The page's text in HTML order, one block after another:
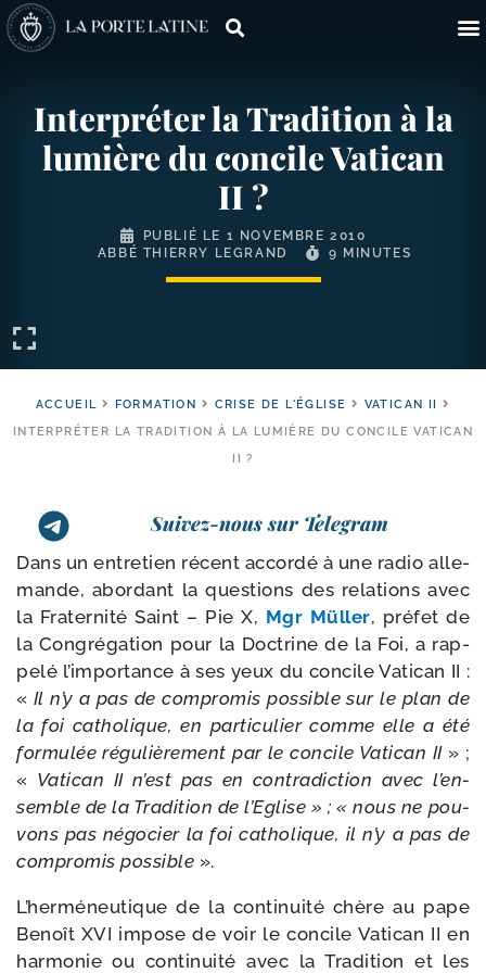
Interpréter la Tradition à la
lumière du concile Vatican
II ?
PUBLIÉ LE 1 NOVEMBRE 2010
ABBÉ THIERRY LEGRAND
9 MINUTES
ACCUEIL FORMATION CRISE DE L'ÉGLISE
VATICAN II
INTERPRÉTER LA TRADITION À LA LUMIÈRE DU CONCILE VATICAN
II ?
Suivez-nous sur Telegram
Dans un entre­tien récent accor­dé à une radio alle­
mande, abor­dant la ques­tions des rela­tions avec
la Fraternité Saint – Pie X, Mgr Müller, pré­fet de
la Congrégation pour la Doctrine de la Foi, a rap­
pe­lé l’im­por­tance à ses yeux du concile Vatican II :
« Il n’y a pas de com­pro­mis pos­sible sur le plan de
la foi catho­lique, en par­ti­cu­lier comme elle a été
for­mu­lée régu­liè­re­ment par le concile Vatican II » ;
« Vatican II n’est pas en contra­dic­tion avec l’en­
semble de la Tradition de l’Eglise » ; « nous ne pou­
vons pas négo­cier la foi catho­lique, il n’y a pas de
com­pro­mis pos­sible ».
L’herméneutique de la conti­nui­té chère au pape
Benoît XVI impose de voir le concile Vatican II en
har­mo­nie ou conti­nui­té avec la Tradition et les